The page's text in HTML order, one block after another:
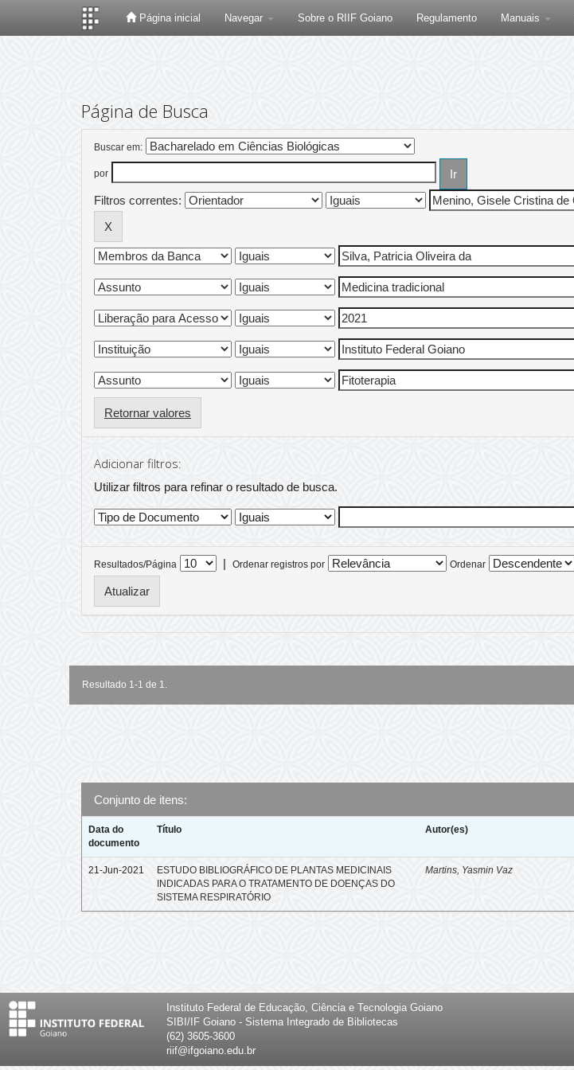
Página inicial Navegar Sobre o RIIF Goiano Regulamento Manuais
Página de Busca
Buscar em:
por
Filtros correntes:
Retornar valores
Adicionar filtros:
Utilizar filtros para refinar o resultado de busca.
Resultados/Página | Ordenar registros por Ordenar
Resultado 1-1 de 1.
Conjunto de itens:
Data do
documento
Título Autor(es)
21-Jun-2021
ESTUDO BIBLIOGRÁFICO DE PLANTAS MEDICINAIS
INDICADAS PARA O TRATAMENTO DE DOENÇAS DO
SISTEMA RESPIRATÓRIO
Martins, Yasmin Vaz
Instituto Federal de Educação, Ciência e Tecnologia Goiano
SIBI/IF Goiano - Sistema Integrado de Bibliotecas
(62) 3605-3600
riif@ifgoiano.edu.br